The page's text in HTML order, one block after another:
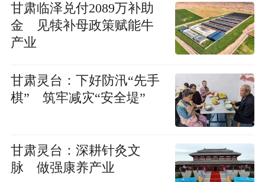
甘肃临泽兑付2089万补助
金 见犊补母政策赋能牛
产业
甘肃灵台：下好防汛“先手
棋” 筑牢减灾“安全堤”
甘肃灵台：深耕针灸文
脉 做强康养产业